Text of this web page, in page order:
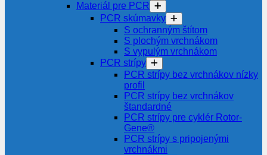
Materiál pre PCR
PCR skúmavky
S ochranným štítom
S plochým vrchnákom
S vypulým vrchnákom
PCR strípy
PCR strípy bez vrchnákov nízky
profil
PCR strípy bez vrchnákov
štandardné
PCR strípy pre cyklér Rotor-
Gene®
PCR strípy s pripojenými
vrchnákmi